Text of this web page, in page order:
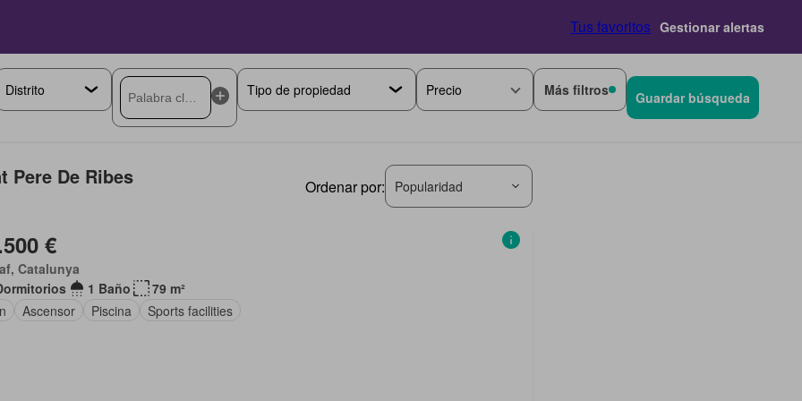
Tus favoritos Gestionar alertas
Precio Más filtros Guardar búsqueda
Pere De Ribes Ordenar por: Popularidad
€
Catalunya
1 Baño
79 m²
Ascensor Piscina Sports facilities